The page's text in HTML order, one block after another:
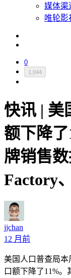
媒体渠
唯轮影
0
1,044
快讯 | 美
额下降
牌销售
Factory
jjchan
12 月前
美国人口普查局本
口额下降了11%